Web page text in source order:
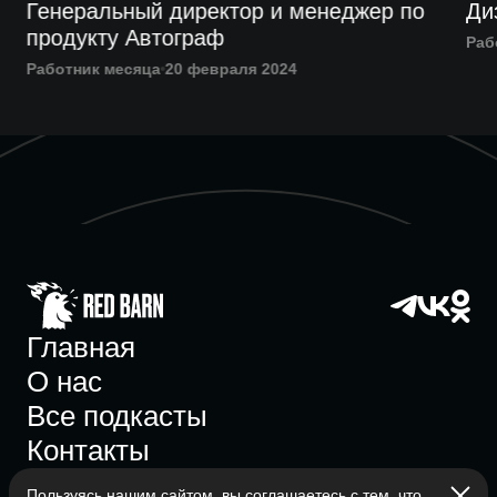
Генеральный директор и менеджер по
продукту Автограф
Работник месяца 20 февраля 2024
Главная
О нас
Все подкасты
Контакты